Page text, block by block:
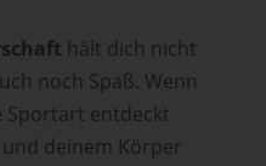
hält dich nicht
noch Spaß. Wenn
Sportart entdeckt
deinem Körper